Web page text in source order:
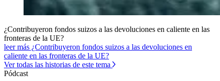
¿Contribuyeron fondos suizos a las devoluciones en caliente en las
fronteras de la UE?
leer más ¿Contribuyeron fondos suizos a las devoluciones en
caliente en las fronteras de la UE?
Ver todas las historias de este tema
Pódcast